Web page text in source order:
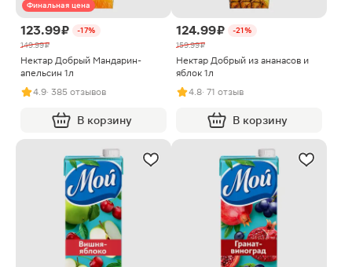
Финальная цена
123.99 ₽
-17%
149.99 ₽
Нектар Добрый Мандарин-
апельсин 1л
4.9· 385 отзывов
В корзину
124.99 ₽
-21%
159.99 ₽
Нектар Добрый из ананасов и
яблок 1л
4.8· 71 отзыв
В корзину